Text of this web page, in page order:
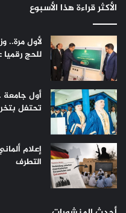
الأكثر قراءة هذا الأسبوع
لأول مرة..
للحج
أول جامعة
تحتفل بتخريج
إعلام
التطرف